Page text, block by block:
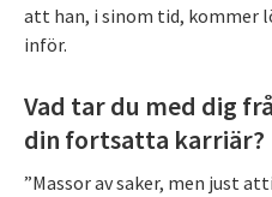
att han, i sinom tid, kommer
inför.
Vad tar du med dig
din fortsatta karriär?
”Massor av saker, men just